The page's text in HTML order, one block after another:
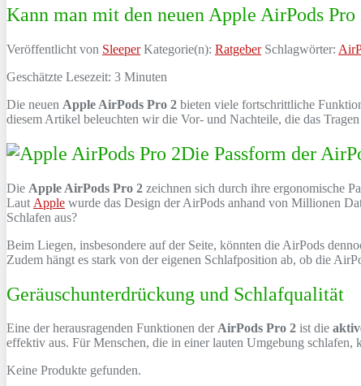
Kann man mit den neuen Apple AirPods Pro
Veröffentlicht von Sleeper Kategorie(n): RatgeberSchlagwörter:
Geschätzte Lesezeit: 3 Minuten
Die neuen Apple AirPods Pro 2 bieten viele fortschrittliche
diesem Artikel beleuchten wir die Vor- und Nachteile, die das
Die Passform der
Die Apple AirPods Pro 2 zeichnen sich durch ihre ergonomische
Laut Apple wurde das Design der AirPods anhand von Millionen
Schlafen aus?
Beim Liegen, insbesondere auf der Seite, könnten die AirPods
Zudem hängt es stark von der eigenen Schlafposition ab, ob die
Geräuschunterdrückung und Schlafqualität
Eine der herausragenden Funktionen derAirPods Pro 2 ist die
effektiv aus. Für Menschen, die in einer lauten Umgebung
Keine Produkte gefunden.